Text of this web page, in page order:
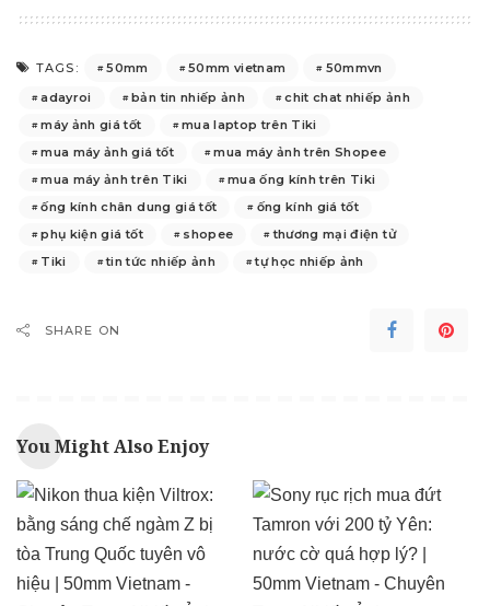
TAGS: 50mm 50mm vietnam
50mmvn
adayroi
bản tin nhiếp ảnh
chit chat nhiếp ảnh
máy ảnh giá tốt
mua laptop trên Tiki
mua máy ảnh giá tốt
mua máy ảnh trên Shopee
mua máy ảnh trên Tiki
mua ống kính trên Tiki
ống kính chân dung giá tốt
ống kính giá tốt
phụ kiện giá tốt
shopee
thương mại điện tử
Tiki
tin tức nhiếp ảnh tự học nhiếp ảnh
SHARE ON
You Might Also Enjoy